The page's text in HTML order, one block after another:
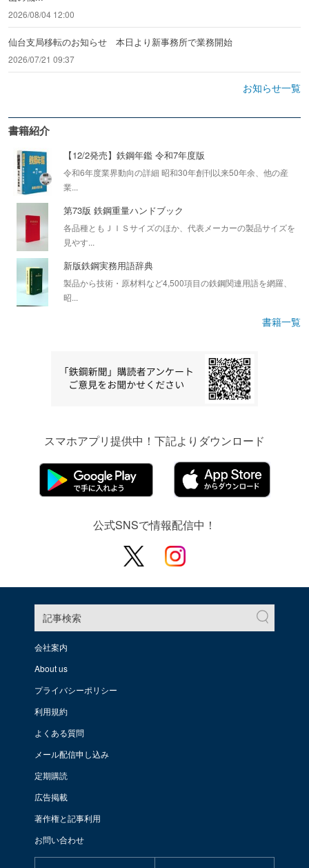
2026/08/04 12:00
仙台支局移転のお知らせ 本日より新事務所で業務開始
2026/07/21 09:37
お知らせ一覧
書籍紹介
【12/2発売】鉄鋼年鑑 令和7年度版
令和6年度業界動向の詳細 昭和30年創刊以来50年余、他の産
業...
第73版 鉄鋼重量ハンドブック
各品種ともＪＩＳサイズのほか、代表メーカーの製品サイズを
見やす...
新版鉄鋼実務用語辞典
製品から技術・原材料など4,500項目の鉄鋼関連用語を網羅、
昭...
書籍一覧
スマホアプリ提供中！下記よりダウンロード
公式SNSで情報配信中！
記事検索
会社案内
About us
プライバシーポリシー
利用規約
よくある質問
メール配信申し込み
定期購読
広告掲載
著作権と記事利用
お問い合わせ